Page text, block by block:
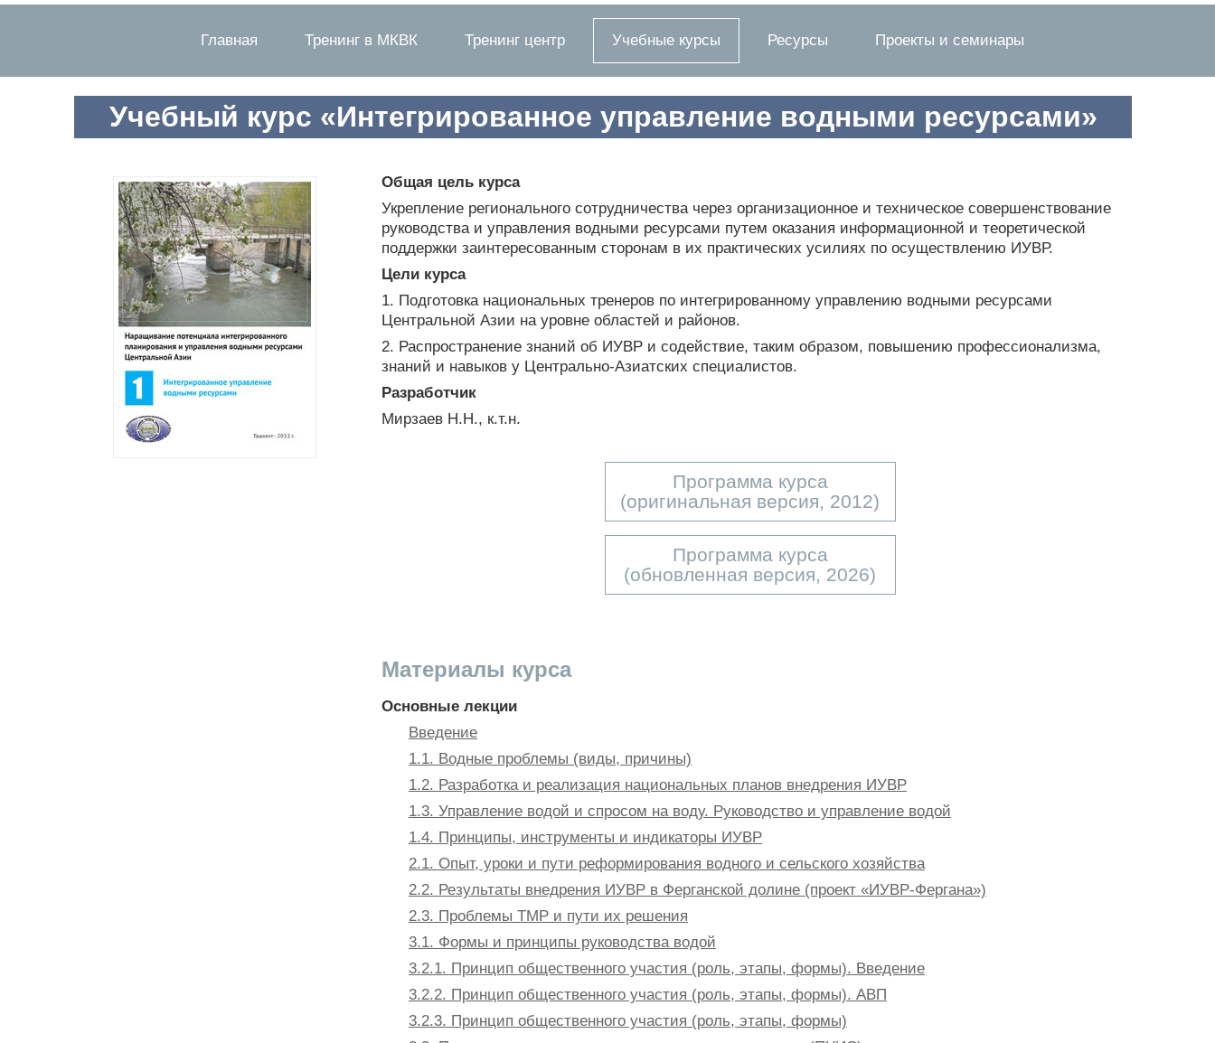
Главная Тренинг в МКВК Тренинг центр Учебные курсы Ресурсы Проекты и семинары
Учебный курс «Интегрированное управление водными ресурсами»
Общая цель курса
Укрепление регионального сотрудничества через организационное и техническое совершенствование
руководства и управления водными ресурсами путем оказания информационной и теоретической
поддержки заинтересованным сторонам в их практических усилиях по осуществлению ИУВР.
Цели курса
1. Подготовка национальных тренеров по интегрированному управлению водными ресурсами
Центральной Азии на уровне областей и районов.
2. Распространение знаний об ИУВР и содействие, таким образом, повышению профессионализма,
знаний и навыков у Центрально-Азиатских специалистов.
Разработчик
Мирзаев Н.Н., к.т.н.
Программа курса
(оригинальная версия, 2012)
Программа курса
(обновленная версия, 2026)
Материалы курса
Основные лекции
Введение
1.1. Водные проблемы (виды, причины)
1.2. Разработка и реализация национальных планов внедрения ИУВР
1.3. Управление водой и спросом на воду. Руководство и управление водой
1.4. Принципы, инструменты и индикаторы ИУВР
2.1. Опыт, уроки и пути реформирования водного и сельского хозяйства
2.2. Результаты внедрения ИУВР в Ферганской долине (проект «ИУВР-Фергана»)
2.3. Проблемы ТМР и пути их решения
3.1. Формы и принципы руководства водой
3.2.1. Принцип общественного участия (роль, этапы, формы). Введение
3.2.2. Принцип общественного участия (роль, этапы, формы). АВП
3.2.3. Принцип общественного участия (роль, этапы, формы)